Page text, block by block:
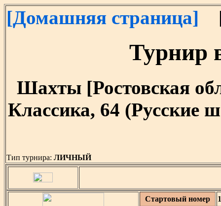
[Домашняя страница]
Турнир
Шахты [Ростовская
Классика, 64 (Русские
Тип турнира: ЛИЧНЫЙ
Стартовый номер
1